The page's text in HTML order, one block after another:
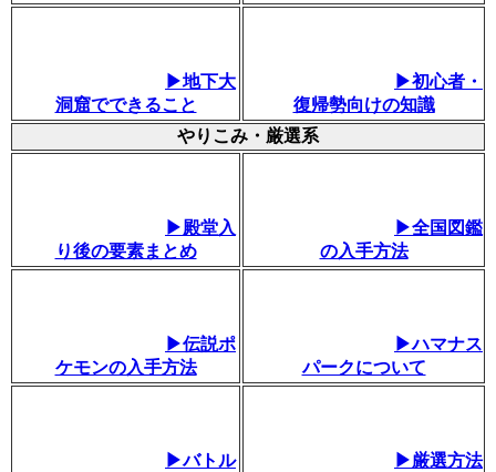
▶地下大
洞窟でできること
▶初心者・
復帰勢向けの知識
やりこみ・厳選系
▶殿堂入
り後の要素まとめ
▶全国図鑑
の入手方法
▶伝説ポ
ケモンの入手方法
▶ハマナス
パークについて
▶バトル
▶厳選方法